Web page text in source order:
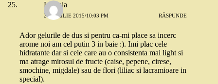
Lavinia
23 APRILIE 2015/10:03 PM RĂSPUNDE
Ador gelurile de dus si pentru ca-mi place sa incerc
arome noi am cel putin 3 in baie :). Imi plac cele
hidratante dar si cele care au o consistenta mai light si
ma atrage mirosul de fructe (caise, pepene, cirese,
smochine, migdale) sau de flori (liliac si lacramioare in
special).